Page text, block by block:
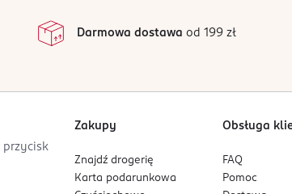
Darmowa dostawa od 199 zł
przycisk
Zakupy
Znajdź drogerię
Karta podarunkowa
Obsługa
FAQ
Pomoc